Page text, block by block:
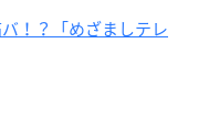
！？「めざましテレ